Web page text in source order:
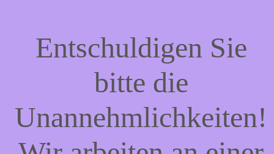
Entschuldigen Sie
bitte die
Unannehmlichkeiten!